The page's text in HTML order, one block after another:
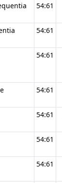
54:61
54:61
54:61
54:61
54:61
54:61
54:61